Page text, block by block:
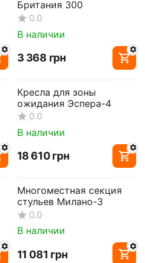
Британия 300
0.0
В наличии
‍3 368‍ грн
Кресла для зоны
ожидания Эспера-4
0.0
В наличии
‍18 610‍ грн
Многоместная секция
стульев Милано-3
0.0
В наличии
‍11 081‍ грн